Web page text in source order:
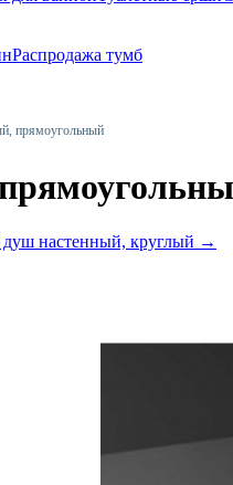
Распродажа тумб
прямоугольный
настенный, круглый →